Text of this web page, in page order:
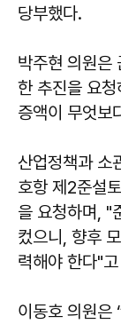
당부했다.
박주현 의원은
한 추진을 요
증액이 무엇보
산업정책과 소
호항 제2준설
을 요청하며, "
컸으니, 향후
력해야 한다"
이동호 의원은